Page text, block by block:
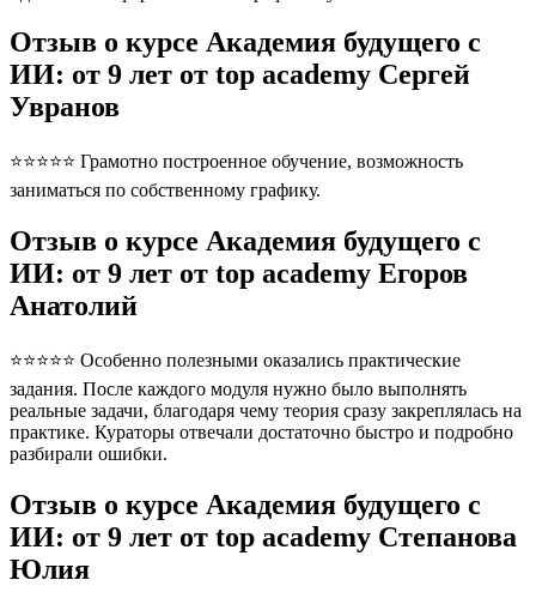
Отзыв о курсе Академия будущего с
ИИ: от 9 лет от top academy Сергей
Увранов
⭐⭐⭐⭐⭐ Грамотно построенное обучение, возможность
заниматься по собственному графику.
Отзыв о курсе Академия будущего с
ИИ: от 9 лет от top academy Егоров
Анатолий
⭐⭐⭐⭐⭐ Особенно полезными оказались практические
задания. После каждого модуля нужно было выполнять
реальные задачи, благодаря чему теория сразу закреплялась на
практике. Кураторы отвечали достаточно быстро и подробно
разбирали ошибки.
Отзыв о курсе Академия будущего с
ИИ: от 9 лет от top academy Степанова
Юлия